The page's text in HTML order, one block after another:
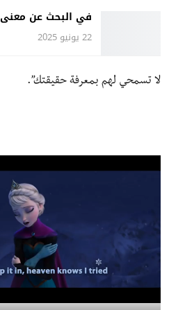
في البحث عن معنى
22 يونيو 2025
لا تسمحي لهم بمعرفة حقيقتك”.